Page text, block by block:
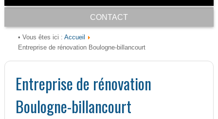
CONTACT
• Vous êtes ici : Accueil
Entreprise de rénovation Boulogne-billancourt
Entreprise de rénovation
Boulogne-billancourt